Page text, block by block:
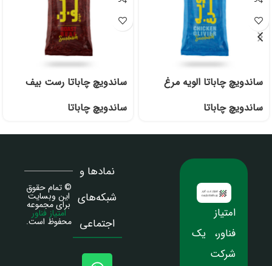
ساندویچ چاباتا الویه مرغ
ساندویچ چاباتا
ساندویچ چاباتا رست بیف
ساندویچ چاباتا
امتیاز
فناور، یک
شرکت
نمادها و
شبکه‌های
اجتماعی
© تمام حقوق
این وبسایت
برای مجموعه
امتیاز فناور
محفوظ است.